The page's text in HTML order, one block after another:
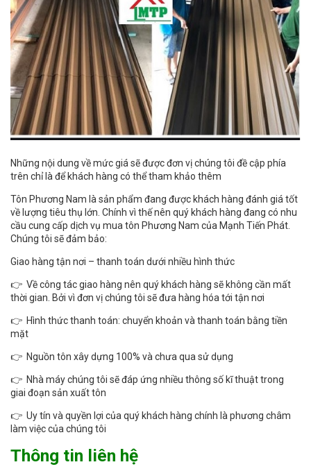
Những nội dung về mức giá sẽ được đơn vị chúng tôi đề cập phía
trên chỉ là để khách hàng có thể tham khảo thêm
Tôn Phương Nam là sản phẩm đang được khách hàng đánh giá tốt
về lượng tiêu thụ lớn. Chính vì thế nên quý khách hàng đang có nhu
cầu cung cấp dịch vụ mua tôn Phương Nam của Mạnh Tiến Phát.
Chúng tôi sẽ đảm bảo:
Giao hàng tận nơi – thanh toán dưới nhiều hình thức
👉 Về công tác giao hàng nên quý khách hàng sẽ không cần mất
thời gian. Bởi vì đơn vị chúng tôi sẽ đưa hàng hóa tới tận nơi
👉 Hình thức thanh toán: chuyển khoản và thanh toán bằng tiền
mặt
👉 Nguồn tôn xây dựng 100% và chưa qua sử dụng
👉 Nhà máy chúng tôi sẽ đáp ứng nhiều thông số kĩ thuật trong
giai đoạn sản xuất tôn
👉 Uy tín và quyền lợi của quý khách hàng chính là phương châm
làm việc của chúng tôi
Thông tin liên hệ